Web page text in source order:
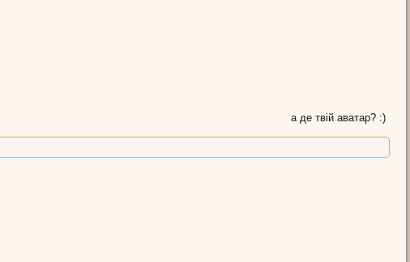
а де твій аватар? :)